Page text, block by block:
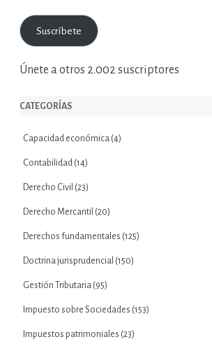
correo
electrónico
Suscríbete
Únete a otros 2.002 suscriptores
CATEGORÍAS
Capacidad económica (4)
Contabilidad (14)
Derecho Civil (23)
Derecho Mercantil (20)
Derechos fundamentales (125)
Doctrina jurisprudencial (150)
Gestión Tributaria (95)
Impuesto sobre Sociedades (153)
Impuestos patrimoniales (23)